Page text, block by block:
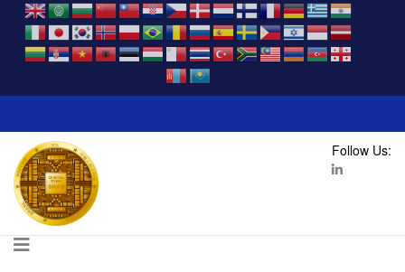
Follow Us: